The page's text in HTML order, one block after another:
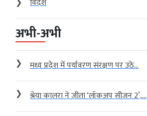
❯
विदेश
अभी-अभी
❯ मध्य प्रदेश में पर्यावरण संरक्षण पर उठे...
❯ श्रेया कालरा ने जीता ‘लॉकअप सीजन 2’,...